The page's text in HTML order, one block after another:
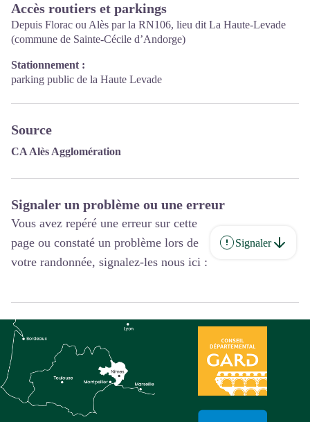
Accès routiers et parkings
Depuis Florac ou Alès par la RN106, lieu dit La Haute-Levade
(commune de Sainte-Cécile d’Andorge)
Stationnement :
parking public de la Haute Levade
Source
CA Alès Agglomération
Signaler un problème ou une erreur
Vous avez repéré une erreur sur cette
page ou constaté un problème lors de
votre randonnée, signalez-les nous ici :
Signaler